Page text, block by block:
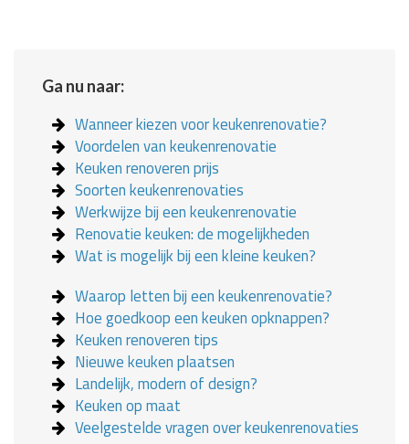
Ga nu naar:
Wanneer kiezen voor keukenrenovatie?
Voordelen van keukenrenovatie
Keuken renoveren prijs
Soorten keukenrenovaties
Werkwijze bij een keukenrenovatie
Renovatie keuken: de mogelijkheden
Wat is mogelijk bij een kleine keuken?
Waarop letten bij een keukenrenovatie?
Hoe goedkoop een keuken opknappen?
Keuken renoveren tips
Nieuwe keuken plaatsen
Landelijk, modern of design?
Keuken op maat
Veelgestelde vragen over keukenrenovaties